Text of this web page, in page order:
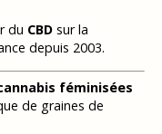
du CBDsur la
depuis 2003.
féminisées
de graines de